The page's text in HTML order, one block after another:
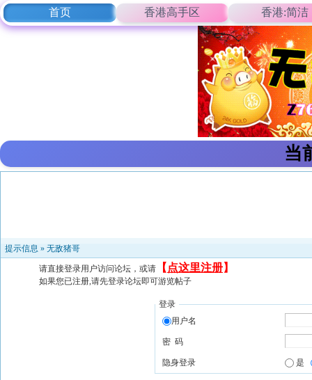
首页 香港高手区 香港:简洁
当
提示信息 » 无敌猪哥
请直接登录用户访问论坛，或请 【 点这里注册】
如果您已注册,请先登录论坛即可游览帖子
登录
用户名
密 码
隐身登录 是